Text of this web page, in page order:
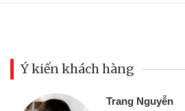
Ý kiến khách hàng
Đoàn Hữu Cảnh